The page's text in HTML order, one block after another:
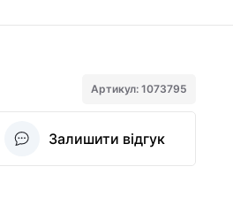
Артикул: 1073795
Залишити відгук